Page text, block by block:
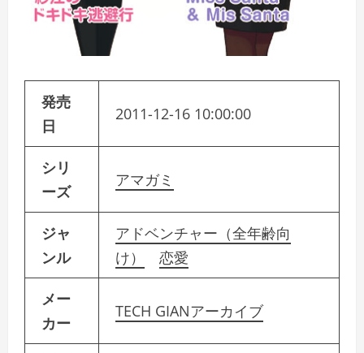
発売
日
2011-12-16 10:00:00
シリ
ーズ
アマガミ
ジャ
ンル
アドベンチャー（全年齢向
け）
恋愛
メー
カー
TECH GIANアーカイブ